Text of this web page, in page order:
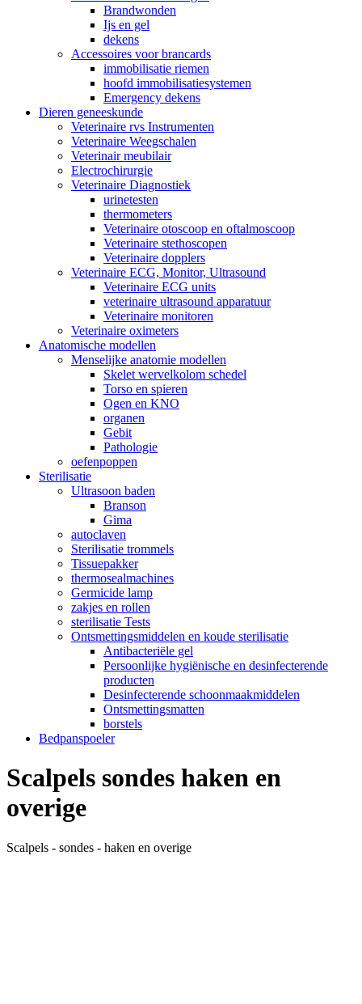
Brandwonden
Ijs en gel
dekens
Accessoires voor brancards
immobilisatie riemen
hoofd immobilisatiesystemen
Emergency dekens
Dieren geneeskunde
Veterinaire rvs Instrumenten
Veterinaire Weegschalen
Veterinair meubilair
Electrochirurgie
Veterinaire Diagnostiek
urinetesten
thermometers
Veterinaire otoscoop en oftalmoscoop
Veterinaire stethoscopen
Veterinaire dopplers
Veterinaire ECG, Monitor, Ultrasound
Veterinaire ECG units
veterinaire ultrasound apparatuur
Veterinaire monitoren
Veterinaire oximeters
Anatomische modellen
Menselijke anatomie modellen
Skelet wervelkolom schedel
Torso en spieren
Ogen en KNO
organen
Gebit
Pathologie
oefenpoppen
Sterilisatie
Ultrasoon baden
Branson
Gima
autoclaven
Sterilisatie trommels
Tissuepakker
thermosealmachines
Germicide lamp
zakjes en rollen
sterilisatie Tests
Ontsmettingsmiddelen en koude sterilisatie
Antibacteriële gel
Persoonlijke hygiënische en desinfecterende
producten
Desinfecterende schoonmaakmiddelen
Ontsmettingsmatten
borstels
Bedpanspoeler
Scalpels sondes haken en
overige
Scalpels - sondes - haken en overige